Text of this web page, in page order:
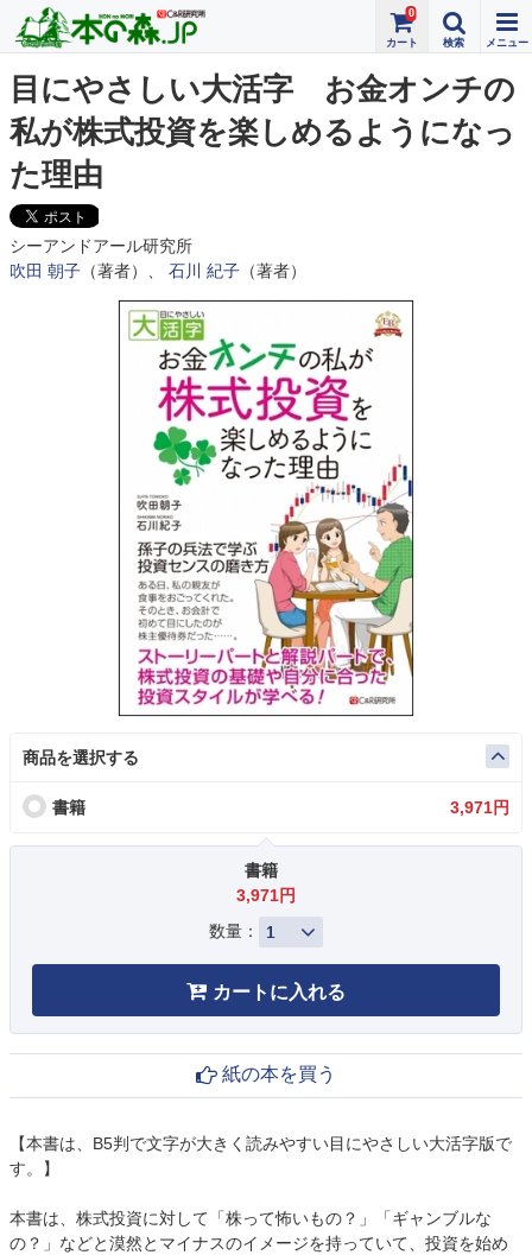
0
目にやさしい大活字 お金オンチの
私が株式投資を楽しめるようになっ
た理由
シーアンドアール研究所
吹田 朝子 （著者）、 石川 紀子 （著者）
商品を選択する
書籍 3,971円
書籍
3,971円
数量：
カートに入れる
紙の本を買う
【本書は、B5判で文字が大きく読みやすい目にやさしい大活字版で
す。】
本書は、株式投資に対して「株って怖いもの？」「ギャンブルな
の？」などと漠然とマイナスのイメージを持っていて、投資を始め